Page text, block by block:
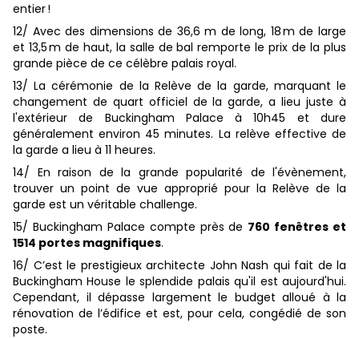
entier !
12/ Avec des dimensions de 36,6 m de long, 18 m de large
et 13,5 m de haut, la salle de bal remporte le prix de la plus
grande pièce de ce célèbre palais royal.
13/ La cérémonie de la Relève de la garde, marquant le
changement de quart officiel de la garde, a lieu juste à
l'extérieur de Buckingham Palace à 10h45 et dure
généralement environ 45 minutes. La relève effective de
la garde a lieu à 11 heures.
14/ En raison de la grande popularité de l'évènement,
trouver un point de vue approprié pour la Relève de la
garde est un véritable challenge.
15/ Buckingham Palace compte près de 760 fenêtres et
1514 portes magnifiques.
16/ C’est le prestigieux architecte John Nash qui fait de la
Buckingham House le splendide palais qu'il est aujourd'hui.
Cependant, il dépasse largement le budget alloué à la
rénovation de l’édifice et est, pour cela, congédié de son
poste.